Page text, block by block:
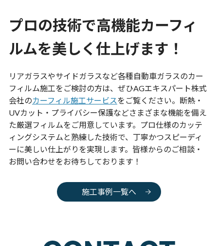
プロの技術で高機能カーフィ
ルムを美しく仕上げます！
リアガラスやサイドガラスなど各種自動車ガラスのカー
フィルム施工をご検討の方は、ぜひAGエキスパート株式
会社のカーフィル施工サービスをご覧ください。断熱・
UVカット・プライバシー保護などさまざまな機能を備え
た厳選フィルムをご用意しています。プロ仕様のカッテ
ィングシステムと熟練した技術で、丁寧かつスピーディ
ーに美しい仕上がりを実現します。皆様からのご相談・
お問い合わせをお待ちしております！
施工事例一覧へ